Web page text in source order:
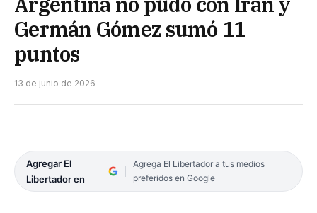
Germán Gómez sumó 11
puntos
13 de junio de 2026
Agregar El
Libertador en
Agrega El Libertador a tus medios
preferidos en Google